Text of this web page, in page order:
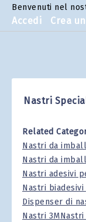
Benvenuti nel
Accedi Crea
Nastri
Related
Nastri da
Nastri da
Nastri adesivi
Nastri
Dispenser di
Nastri 3MNastri